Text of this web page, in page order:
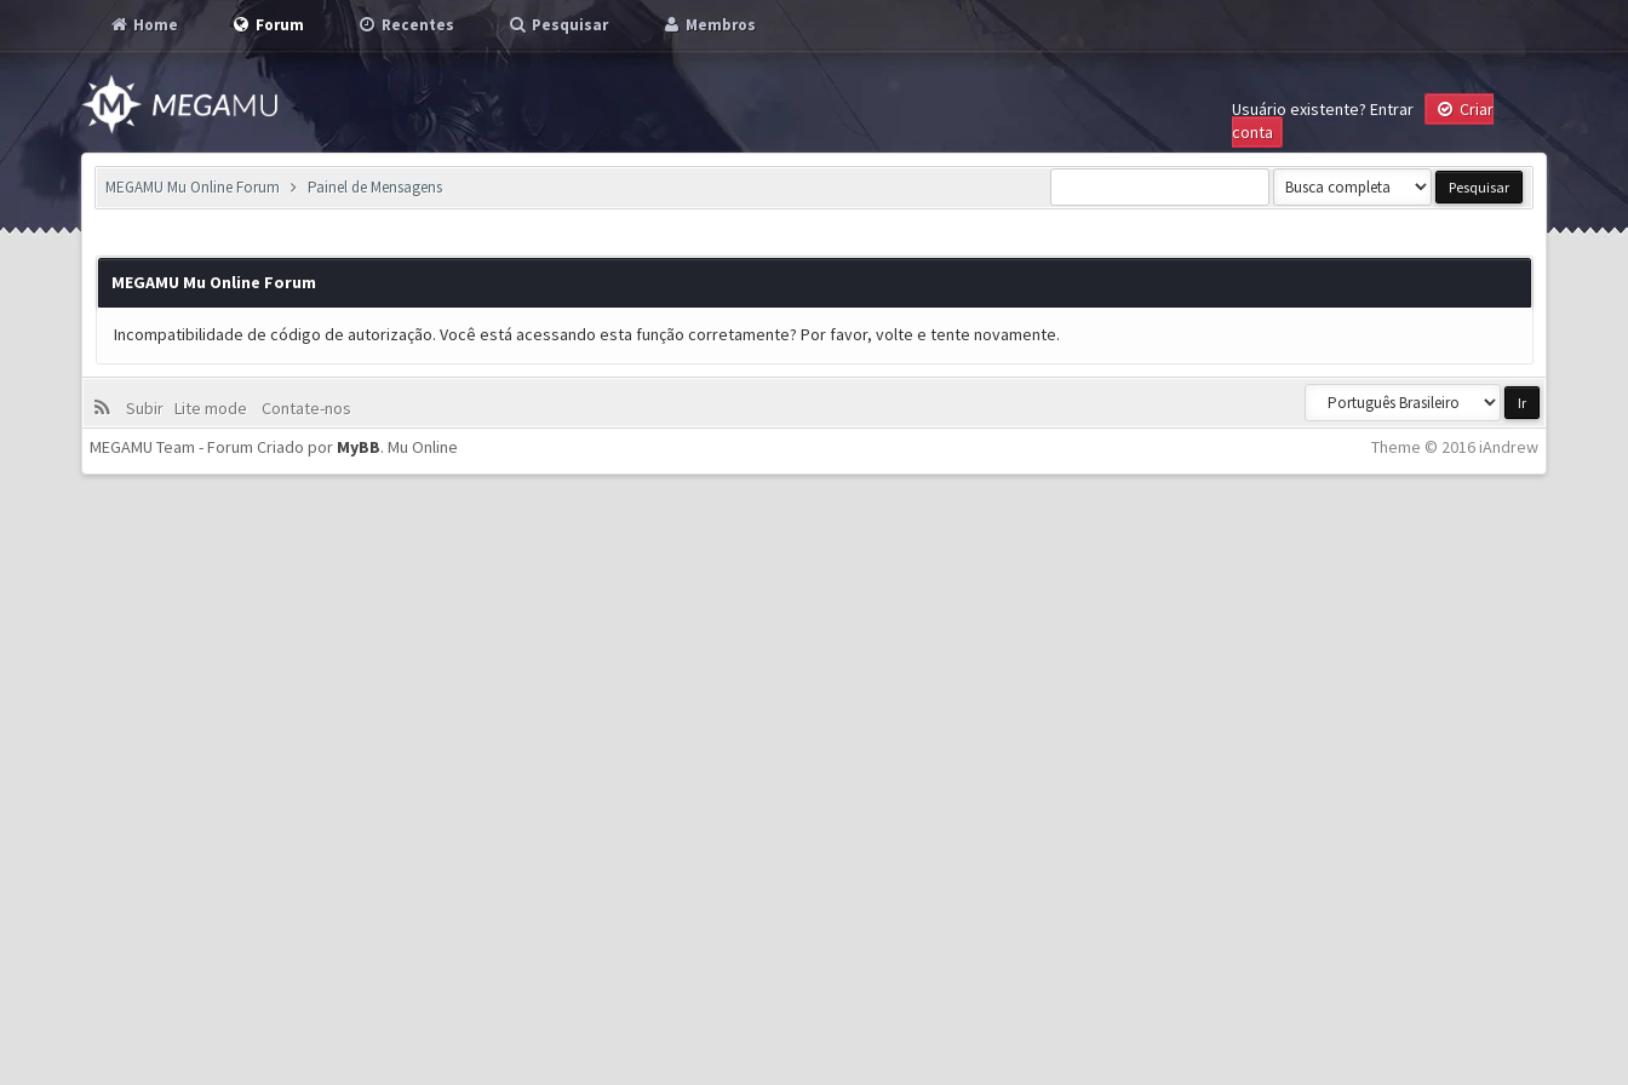
Home Forum Recentes Pesquisar Membros
Usuário existente? Entrar
Criar
conta
MEGAMU Mu Online Forum Painel de Mensagens
MEGAMU Mu Online Forum
Incompatibilidade de código de autorização. Você está acessando esta função corretamente? Por favor, volte e tente novamente.
Subir Lite mode
Contate-nos
Theme © 2016 iAndrew
MEGAMU Team - Forum Criado por MyBB.Mu Online